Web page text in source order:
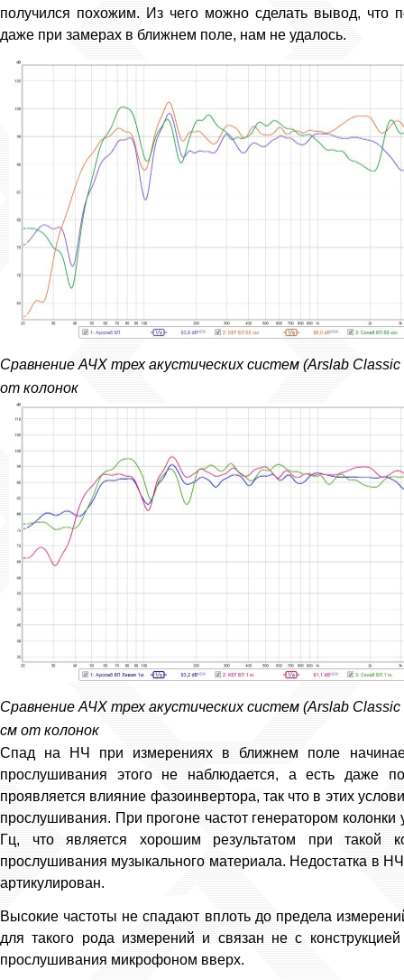
получился похожим. Из чего можно сделать вывод, что
даже при замерах в ближнем поле, нам не удалось.
Сравнение АЧХ трех акустических систем (Arslab
от колонок
Сравнение АЧХ трех акустических систем (Arslab
см от колонок
Спад на НЧ при измерениях в ближнем поле
прослушивания этого не наблюдается, а есть даже
проявляется влияние фазоинвертора, так что в этих
прослушивания. При прогоне частот генератором
Гц, что является хорошим результатом при такой
прослушивания музыкального материала. Недостатка в НЧ
артикулирован.
Высокие частоты не спадают вплоть до предела
для такого рода измерений и связан не с
прослушивания микрофоном вверх.